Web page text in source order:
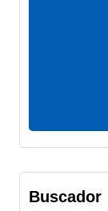
Buscador